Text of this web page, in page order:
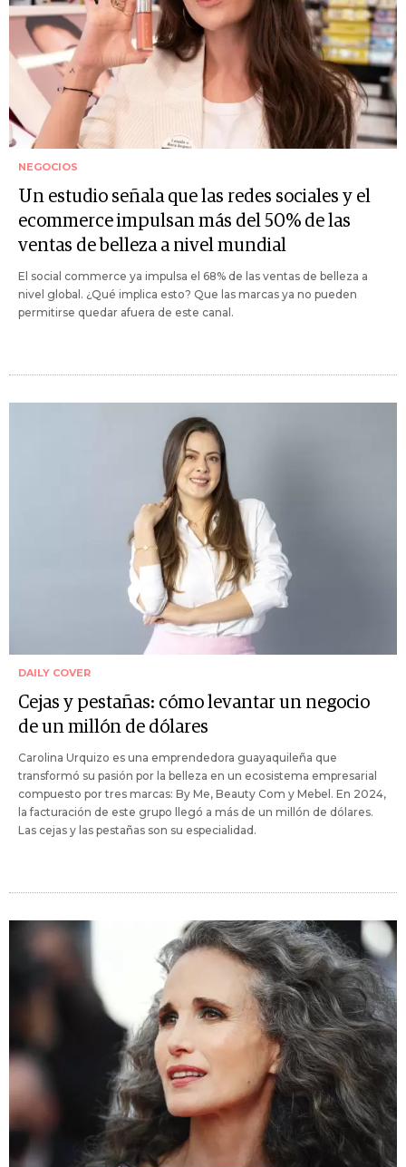
NEGOCIOS
Un estudio señala que las redes sociales y el
ecommerce impulsan más del 50% de las
ventas de belleza a nivel mundial
El social commerce ya impulsa el 68% de las ventas de belleza a
nivel global. ¿Qué implica esto? Que las marcas ya no pueden
permitirse quedar afuera de este canal.
DAILY COVER
Cejas y pestañas: cómo levantar un negocio
de un millón de dólares
Carolina Urquizo es una emprendedora guayaquileña que
transformó su pasión por la belleza en un ecosistema empresarial
compuesto por tres marcas: By Me, Beauty Com y Mebel. En 2024,
la facturación de este grupo llegó a más de un millón de dólares.
Las cejas y las pestañas son su especialidad.